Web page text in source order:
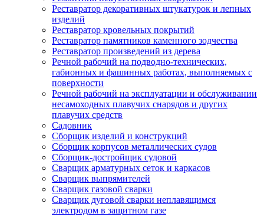
Реставратор декоративных штукатурок и лепных
изделий
Реставратор кровельных покрытий
Реставратор памятников каменного зодчества
Реставратор произведений из дерева
Речной рабочий на подводно-технических,
габионных и фашинных работах, выполняемых с
поверхности
Речной рабочий на эксплуатации и обслуживании
несамоходных плавучих снарядов и других
плавучих средств
Садовник
Сборщик изделий и конструкций
Сборщик корпусов металлических судов
Сборщик-достройщик судовой
Сварщик арматурных сеток и каркасов
Сварщик выпрямителей
Сварщик газовой сварки
Сварщик дуговой сварки неплавящимся
электродом в защитном газе